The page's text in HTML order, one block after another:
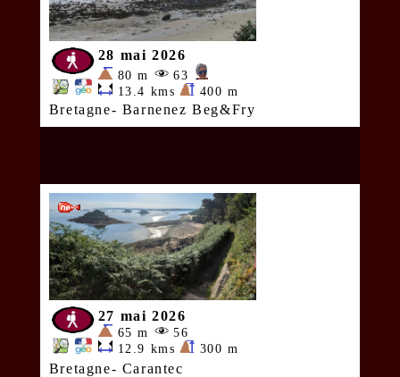
28 mai 2026
80 m
63
13.4 kms
400 m
Bretagne- Barnenez Beg&Fry
27 mai 2026
65 m
56
12.9 kms
300 m
Bretagne- Carantec